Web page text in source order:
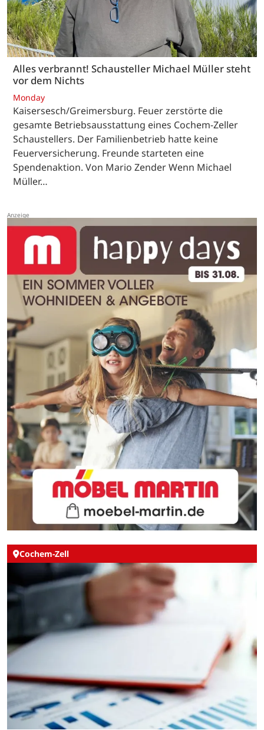
Alles verbrannt! Schausteller Michael Müller steht
vor dem Nichts
Monday
Kaisersesch/Greimersburg. Feuer zerstörte die
gesamte Betriebsausstattung eines Cochem-Zeller
Schaustellers. Der Familienbetrieb hatte keine
Feuerversicherung. Freunde starteten eine
Spendenaktion. Von Mario Zender Wenn Michael
Müller…
Cochem-Zell